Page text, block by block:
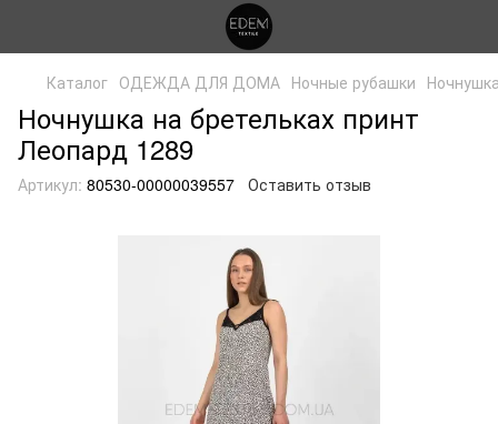
Каталог ОДЕЖДА ДЛЯ ДОМА Ночные рубашки
Ночнушка на бретельках принт
Леопард 1289
Артикул: 80530-00000039557 Оставить отзыв